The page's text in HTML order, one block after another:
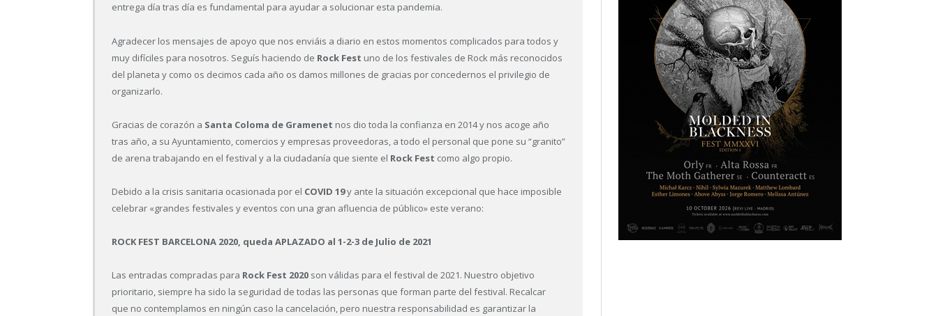
entrega día tras día es fundamental para ayudar a solucionar esta pandemia.
Agradecer los mensajes de apoyo que nos enviáis a diario en estos momentos complicados para todos y
muy difíciles para nosotros. Seguís haciendo de Rock Fest uno de los festivales de Rock más reconocidos
del planeta y como os decimos cada año os damos millones de gracias por concedernos el privilegio de
organizarlo.
Gracias de corazón a Santa Coloma de Gramenet nos dio toda la confianza en 2014 y nos acoge año
tras año, a su Ayuntamiento, comercios y empresas proveedoras, a todo el personal que pone su “granito”
de arena trabajando en el festival y a la ciudadanía que siente el Rock Fest como algo propio.
Debido a la crisis sanitaria ocasionada por el COVID 19y ante la situación excepcional que hace imposible
celebrar «grandes festivales y eventos con una gran afluencia de público» este verano:
ROCK FEST BARCELONA 2020, queda APLAZADO al 1-2-3 de Julio de 2021
Las entradas compradas para Rock Fest 2020 son válidas para el festival de 2021. Nuestro objetivo
prioritario, siempre ha sido la seguridad de todas las personas que forman parte del festival. Recalcar
que no contemplamos en ningún caso la cancelación, pero nuestra responsabilidad es garantizar la